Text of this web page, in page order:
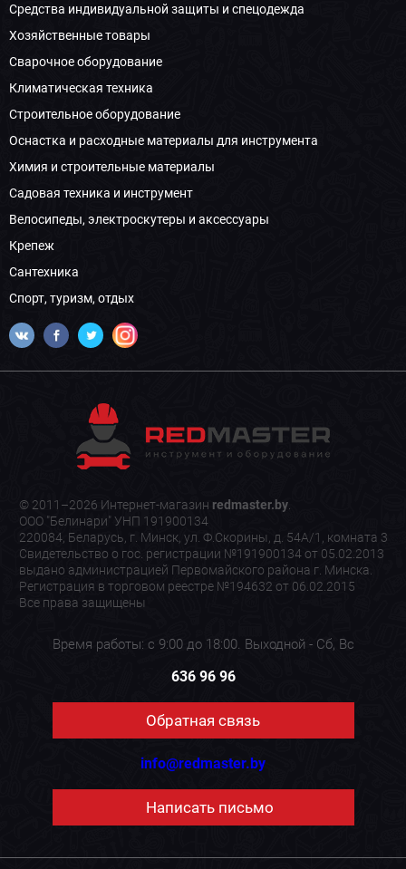
Средства индивидуальной защиты и спецодежда
Хозяйственные товары
Сварочное оборудование
Климатическая техника
Строительное оборудование
Оснастка и расходные материалы для инструмента
Химия и строительные материалы
Садовая техника и инструмент
Велосипеды, электроскутеры и аксессуары
Крепеж
Сантехника
Спорт, туризм, отдых
© 2011–2026 Интернет-магазин redmaster.by.
ООО "Белинари" УНП 191900134
220084, Беларусь, г. Минск, ул. Ф.Скорины, д. 54А/1, комната 3
Свидетельство о гос. регистрации №191900134 от 05.02.2013
выдано администрацией Первомайского района г. Минска.
Регистрация в торговом реестре №194632 от 06.02.2015
Все права защищены
Время работы: с 9:00 до 18:00. Выходной - Сб, Вс
636 96 96
Обратная связь
info@redmaster.by
Написать письмо